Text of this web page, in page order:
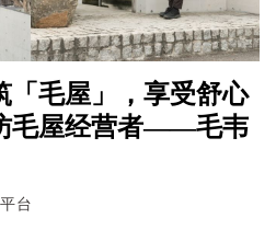
「毛屋」，享受舒心
毛屋经营者——毛韦
台